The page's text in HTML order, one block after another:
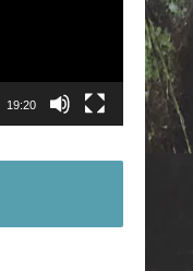
19:20